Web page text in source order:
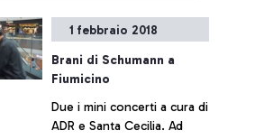
1 febbraio 2018
Brani di Schumann a
Fiumicino
Due i mini concerti a cura di
ADR e Santa Cecilia. Ad